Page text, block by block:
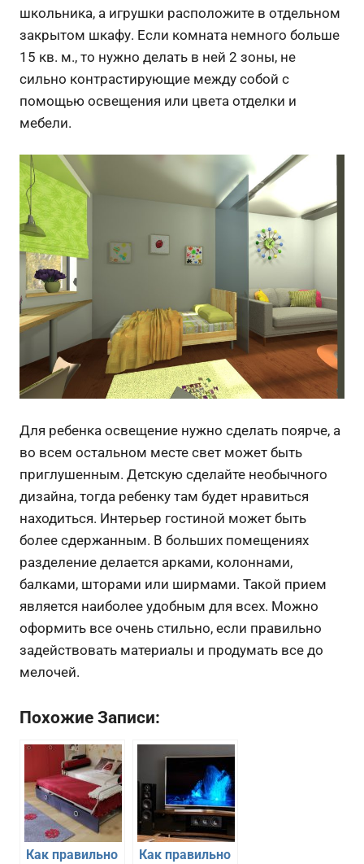
школьника, а игрушки расположите в отдельном
закрытом шкафу. Если комната немного больше
15 кв. м., то нужно делать в ней 2 зоны, не
сильно контрастирующие между собой с
помощью освещения или цвета отделки и
мебели.
Для ребенка освещение нужно сделать поярче, а
во всем остальном месте свет может быть
приглушенным. Детскую сделайте необычного
дизайна, тогда ребенку там будет нравиться
находиться. Интерьер гостиной может быть
более сдержанным. В больших помещениях
разделение делается арками, колоннами,
балками, шторами или ширмами. Такой прием
является наиболее удобным для всех. Можно
оформить все очень стильно, если правильно
задействовать материалы и продумать все до
мелочей.
Похожие Записи:
Как правильно
Как правильно